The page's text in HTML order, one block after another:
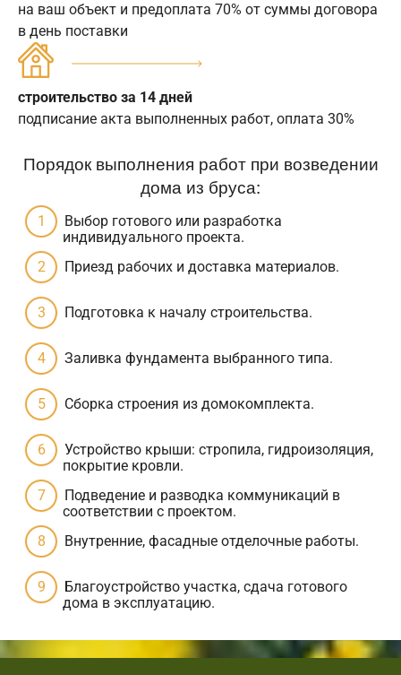
на ваш объект и предоплата 70% от суммы договора
в день поставки
строительство за 14 дней
подписание акта выполненных работ, оплата 30%
Порядок выполнения работ при возведении
дома из бруса:
Выбор готового или разработка
индивидуального проекта.
Приезд рабочих и доставка материалов.
Подготовка к началу строительства.
Заливка фундамента выбранного типа.
Сборка строения из домокомплекта.
Устройство крыши: стропила, гидроизоляция,
покрытие кровли.
Подведение и разводка коммуникаций в
соответствии с проектом.
Внутренние, фасадные отделочные работы.
Благоустройство участка, сдача готового
дома в эксплуатацию.